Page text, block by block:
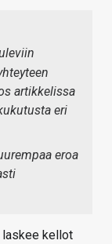
artikkelissa
eri
eroa
laskee kellot